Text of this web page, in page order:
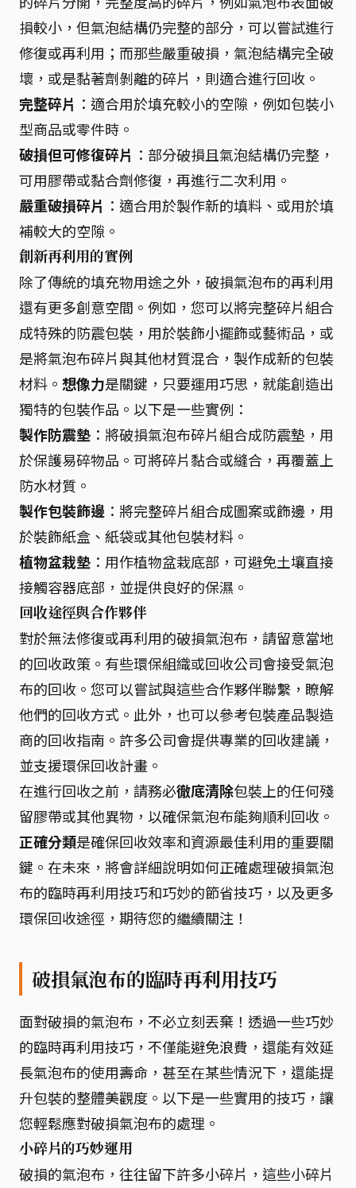
損較小，但氣泡結構仍完整的部分，可以嘗試進行
修復或再利用；而那些嚴重破損，氣泡結構完全破
壞，或是黏著劑剝離的碎片，則適合進行回收。
完整碎片 ：適合用於填充較小的空隙，例如包裝小
型商品或零件時。
破損但可修復碎片 ：部分破損且氣泡結構仍完整，
可用膠帶或黏合劑修復，再進行二次利用。
嚴重破損碎片 ：適合用於製作新的填料、或用於填
補較大的空隙。
創新再利用的實例
除了傳統的填充物用途之外，破損氣泡布的再利用
還有更多創意空間。例如，您可以將完整碎片組合
成特殊的防震包裝，用於裝飾小擺飾或藝術品，或
是將氣泡布碎片與其他材質混合，製作成新的包裝
材料。 想像力是關鍵，只要運用巧思，就能創造出
獨特的包裝作品。以下是一些實例：
製作防震墊 ：將破損氣泡布碎片組合成防震墊，用
於保護易碎物品。可將碎片黏合或縫合，再覆蓋上
防水材質。
製作包裝飾邊 ：將完整碎片組合成圖案或飾邊，用
於裝飾紙盒、紙袋或其他包裝材料。
植物盆栽墊 ：用作植物盆栽底部，可避免土壤直接
接觸容器底部，並提供良好的保濕。
回收途徑與合作夥伴
對於無法修復或再利用的破損氣泡布，請留意當地
的回收政策。有些環保組織或回收公司會接受氣泡
布的回收。您可以嘗試與這些合作夥伴聯繫，瞭解
他們的回收方式。此外，也可以參考包裝產品製造
商的回收指南。許多公司會提供專業的回收建議，
並支援環保回收計畫。
在進行回收之前，請務必徹底清除包裝上的任何殘
留膠帶或其他異物，以確保氣泡布能夠順利回收。
正確分類是確保回收效率和資源最佳利用的重要關
鍵。在未來，將會詳細說明如何正確處理破損氣泡
布的臨時再利用技巧和巧妙的節省技巧，以及更多
環保回收途徑，期待您的繼續關注！
破損氣泡布的臨時再利用技巧
面對破損的氣泡布，不必立刻丟棄！透過一些巧妙
的臨時再利用技巧，不僅能避免浪費，還能有效延
長氣泡布的使用壽命，甚至在某些情況下，還能提
升包裝的整體美觀度。以下是一些實用的技巧，讓
您輕鬆應對破損氣泡布的處理。
小碎片的巧妙運用
破損的氣泡布，往往留下許多小碎片，這些小碎片